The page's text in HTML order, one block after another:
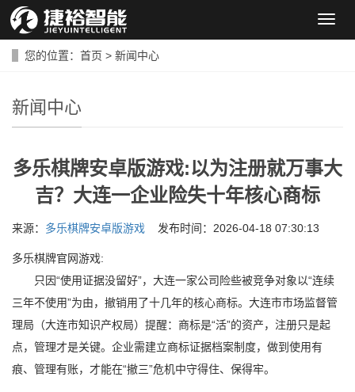
导
您的位置： 首页 > 新闻中心
新闻中心
多乐棋牌安卓版游戏:以为注册就万事大
吉？大连一企业险失十年核心商标
来源： 多乐棋牌安卓版游戏 发布时间：2026-04-18 07:30:13
多乐棋牌官网游戏:
只因“使用证据没留好”，大连一家公司险些被竞争对象以“连续
三年不使用”为由，撤销用了十几年的核心商标。大连市市场监督管
理局（大连市知识产权局）提醒：商标是“活”的资产，注册只是起
点，管理才是关键。企业需建立商标证据档案制度，做到使用有
痕、管理有账，才能在“撤三”危机中守得住、保得牢。